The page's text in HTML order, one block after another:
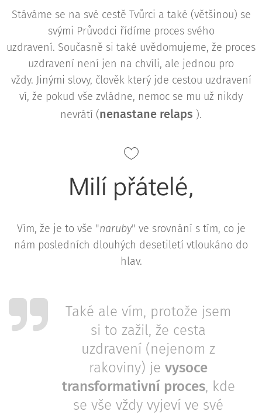
Stáváme se na své cestě Tvůrci a také (většinou) se
svými Průvodci řídíme proces svého
uzdravení. Současně si také uvědomujeme, že proces
uzdravení není jen na chvíli, ale jednou pro
vždy. Jinými slovy, člověk který jde cestou uzdravení
ví, že pokud vše zvládne, nemoc se mu už nikdy
nevrátí (nenastane relaps ️ ).
Milí přátelé,
Vím, že je to vše "naruby" ve srovnání s tím, co je
nám posledních dlouhých desetiletí vtloukáno do
hlav.
Také ale vím, protože jsem
si to zažil, že cesta
uzdravení (nejenom z
rakoviny) je vysoce
transformativní proces, kde
se vše vždy vyjeví ve své